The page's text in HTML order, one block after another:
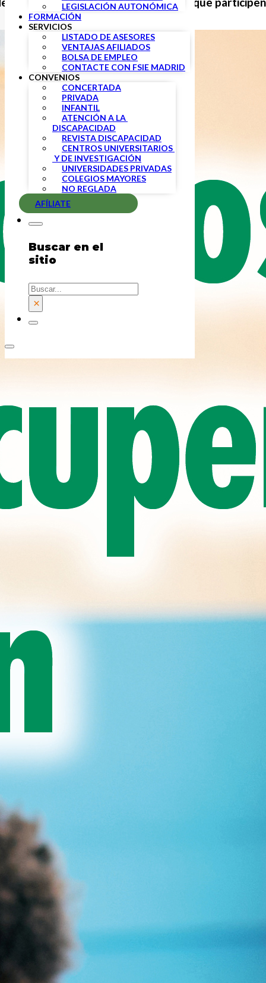
LEGISLACIÓN AUTONÓMICA
FORMACIÓN
SERVICIOS
LISTADO DE ASESORES
VENTAJAS AFILIADOS
BOLSA DE EMPLEO
CONTACTE CON FSIE MADRID
CONVENIOS
CONCERTADA
PRIVADA
INFANTIL
ATENCIÓN A LA
DISCAPACIDAD
REVISTA DISCAPACIDAD
CENTROS UNIVERSITARIOS
Y DE INVESTIGACIÓN
UNIVERSIDADES PRIVADAS
COLEGIOS MAYORES
NO REGLADA
AFÍLIATE
Buscar en el
sitio
Buscar
×